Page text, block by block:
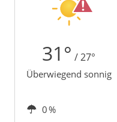
31° / 27°
Überwiegend sonnig
0 %